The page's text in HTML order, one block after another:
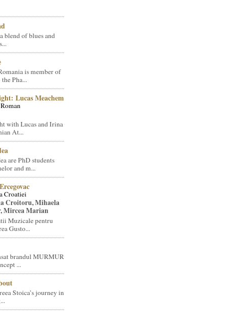
blend of blues and
is member of
Pha...
Lucas Meachem
with Lucas and Irina
At...
are PhD students
and m...
Croatiei
Croitoru, Mihaela
Mircea Marian
Muzicale pentru
Gusto...
brandul MURMUR
...
Stoica’s journey in